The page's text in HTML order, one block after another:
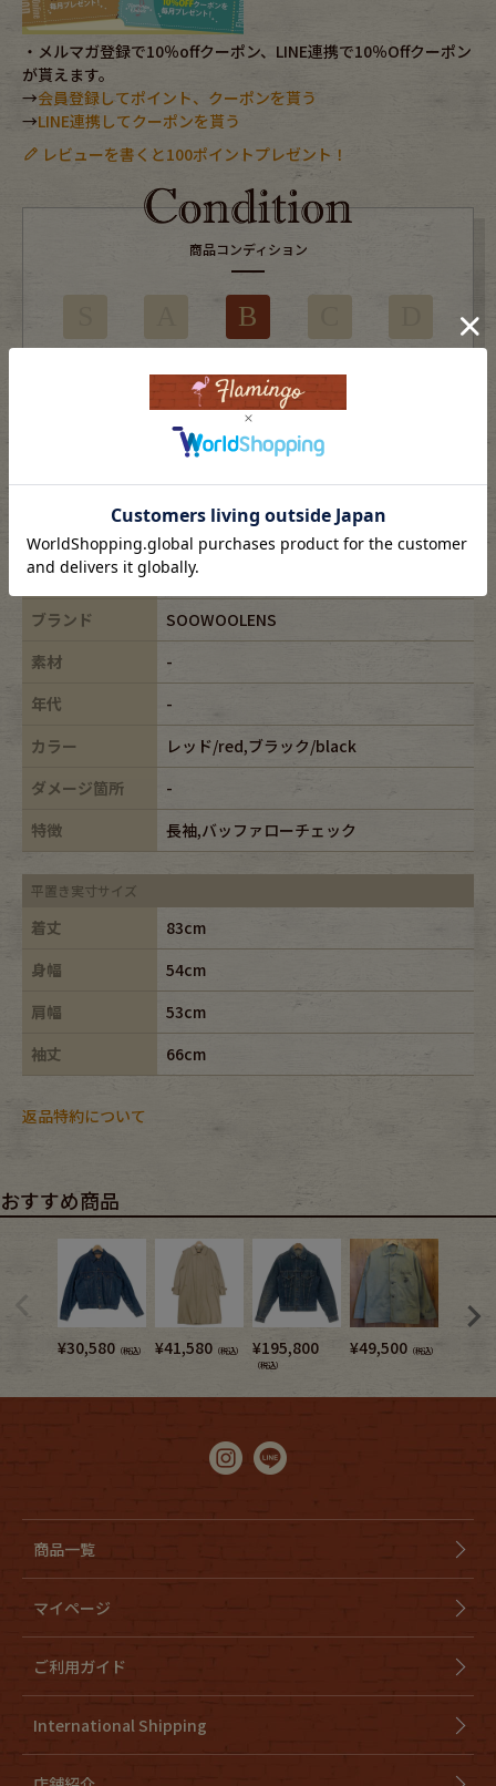
Bag Stall・Scarf
Accessory Shoes
Belt antique goods
Keyring vintage bicycle
・メルマガ登録で10％offクーポン、LINE連携で10％Offクーポン
が貰えます。
→会員登録してポイント、クーポンを貰う
→LINE連携してクーポンを貰う
レビューを書くと100ポイントプレゼント！
商品コンディション
B
※USEDですので使用感などございますが、まだまだご愛用していただけます。
古着という事をご理解の上ご注文よろしくお願いします。
※全体に色あせがございます。
※古着は洗濯、検品などのケアを行っております。
表記サイズ
L
ブランド
SOOWOOLENS
素材
-
年代
-
カラー
レッド/red,ブラック/black
ダメージ箇所
-
特徴
長袖,バッファローチェック
平置き実寸サイズ
着丈
83cm
身幅
54cm
肩幅
53cm
袖丈
66cm
返品特約について
おすすめ商品
¥30,580 （税込） ¥41,580 （税込） ¥195,800
（税込）
¥49,500 （税込）
商品一覧
マイページ
ご利用ガイド
International Shipping